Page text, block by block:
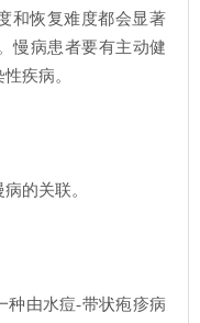
和恢复难度都会显著
慢病患者要有主动健
疾病。
的关联。
种由水痘-带状疱疹病